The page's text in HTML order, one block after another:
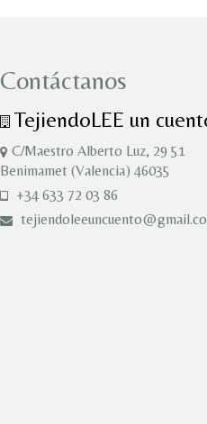
Contáctanos
TejiendoLEE un
C/Maestro Alberto Luz, 29 51
Benimamet (Valencia) 46035
+34 633 72 03 86